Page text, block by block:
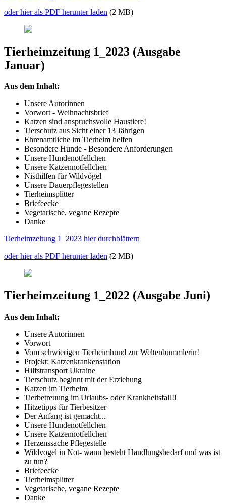
oder hier als PDF herunter laden (2 MB)
Tierheimzeitung 1_2023 (Ausgabe
Januar)
Aus dem Inhalt:
Unsere Autorinnen
Vorwort - Weihnachtsbrief
Katzen sind anspruchsvolle Haustiere!
Tierschutz aus Sicht einer 13 Jährigen
Ehrenamtliche im Tierheim helfen
Besondere Hunde - Besondere Anforderungen
Unsere Hundenotfellchen
Unsere Katzennotfellchen
Nisthilfen für Wildvögel
Unsere Dauerpflegestellen
Tierheimsplitter
Briefeecke
Vegetarische, vegane Rezepte
Danke
Tierheimzeitung 1_2023 hier durchblättern
oder hier als PDF herunter laden (2 MB)
Tierheimzeitung 1_2022 (Ausgabe Juni)
Aus dem Inhalt:
Unsere Autorinnen
Vorwort
Vom schwierigen Tierheimhund zur Weltenbummlerin!
Projekt: Katzenkrankenstation
Hilfstransport Ukraine
Tierschutz beginnt mit der Erziehung
Katzen im Tierheim
Tierbetreuung im Urlaubs- oder Krankheitsfall!l
Hitzetipps für Tierbesitzer
Der Anfang ist gemacht...
Unsere Hundenotfellchen
Unsere Katzennotfellchen
Herzenssache Pflegestelle
Wildvogel in Not- wann besteht Handlungsbedarf und was ist
zu tun?
Briefeecke
Tierheimsplitter
Vegetarische, vegane Rezepte
Danke